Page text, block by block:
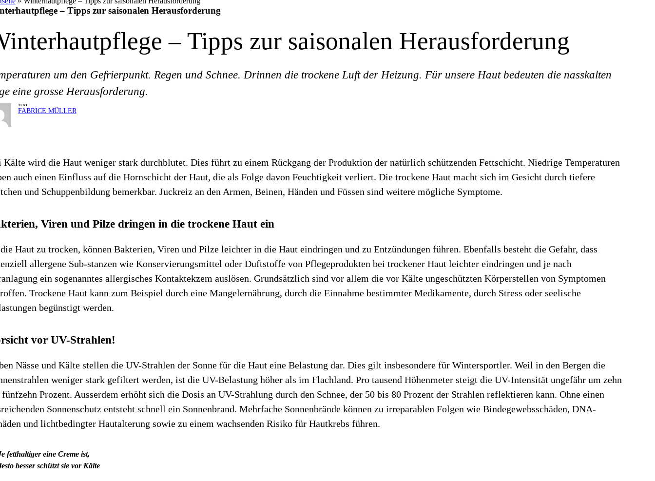
– Tipps zur saisonalen Herausforderung
– Tipps zur saisonalen Herausforderung
um den Gefrierpunkt. Regen und Schnee. Drinnen die trockene Luft der Heizung. Für unsere Haut bedeuten die nasskalten
eine grosse Herausforderung.
TEXT:
FABRICE MÜLLER
Kälte wird die Haut weniger stark durchblutet. Dies führt zu einem Rückgang der Produktion der natürlich schützenden Fettschicht. Niedrige Temperaturen
auch einen Einfluss auf die Hornschicht der Haut, die als Folge davon Feuchtigkeit verliert. Die trockene Haut macht sich im Gesicht durch tiefere
und Schuppenbildung bemerkbar. Juckreiz an den Armen, Beinen, Händen und Füssen sind weitere mögliche Symptome.
Viren und Pilze dringen in die trockene Haut ein
Haut zu trocken, können Bakterien, Viren und Pilze leichter in die Haut eindringen und zu Entzündungen führen. Ebenfalls besteht die Gefahr, dass
allergene Sub-stanzen wie Konservierungsmittel oder Duftstoffe von Pflegeprodukten bei trockener Haut leichter eindringen und je nach
ein sogenanntes allergisches Kontaktekzem auslösen. Grundsätzlich sind vor allem die vor Kälte ungeschützten Körperstellen von Symptomen
Trockene Haut kann zum Beispiel durch eine Mangelernährung, durch die Einnahme bestimmter Medikamente, durch Stress oder seelische
begünstigt werden.
vor UV-Strahlen!
Nässe und Kälte stellen die UV-Strahlen der Sonne für die Haut eine Belastung dar. Dies gilt insbesondere für Wintersportler. Weil in den Bergen die
weniger stark gefiltert werden, ist die UV-Belastung höher als im Flachland. Pro tausend Höhenmeter steigt die UV-Intensität ungefähr um zehn
Prozent. Ausserdem erhöht sich die Dosis an UV-Strahlung durch den Schnee, der 50 bis 80 Prozent der Strahlen reflektieren kann. Ohne einen
Sonnenschutz entsteht schnell ein Sonnenbrand. Mehrfache Sonnenbrände können zu irreparablen Folgen wie Bindegewebsschäden, DNA-
und lichtbedingter Hautalterung sowie zu einem wachsenden Risiko für Hautkrebs führen.
fetthaltiger eine Creme ist,
besser schützt sie vor Kälte